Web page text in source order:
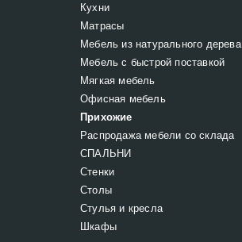
Кухни
Матрасы
Мебель из натурального дерева
Мебель с быстрой поставкой
Мягкая мебель
Офисная мебель
Прихожие
Распродажа мебели со склада
СПАЛЬНИ
Стенки
Столы
Стулья и кресла
Шкафы